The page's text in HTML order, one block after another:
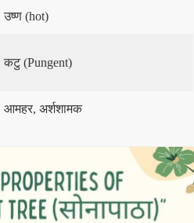
उष्ण (hot)
कटु (Pungent)
आमहर, अर्शशामक